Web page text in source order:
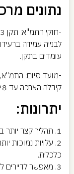
נתונים
לבנייה עמידה
עומדים בתקן.
קיבלה הארכה עד 2028 באזורים מסוימים לפי החלטת הרשויות.
יתרונות:
1. תהליך קצר יותר בהשוואה להריסה ובנייה מחדש.
2. עלויות נמוכות
כלכלית.
3. מאפשר לדיירים להמשיך לגור בדירותיהם במהלך הפרויקט.